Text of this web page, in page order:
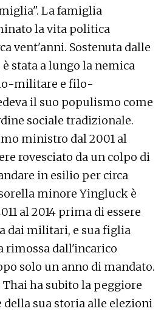
La famiglia
la vita politica
vent'anni. Sostenuta dalle
stata a lungo la nemica
militare e filo-
il suo populismo come
sociale tradizionale.
ministro dal 2001 al
rovesciato da un colpo di
in esilio per circa
minore Yingluck è
al 2014 prima di essere
dai militari, e sua figlia
rimossa dall'incarico
solo un anno di mandato.
ha subito la peggiore
sua storia alle elezioni